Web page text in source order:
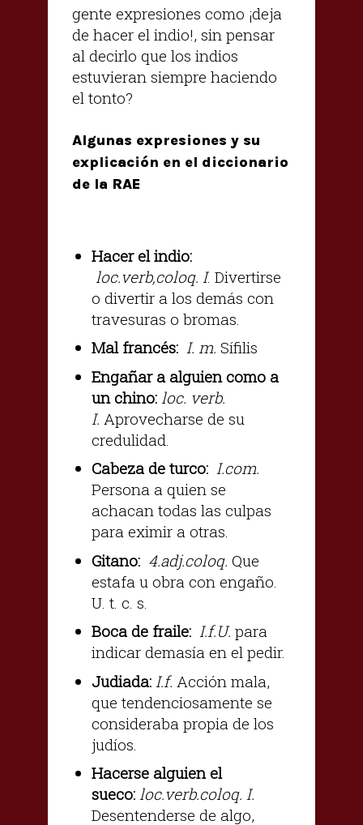
gente expresiones como ¡deja
de hacer el indio!, sin pensar
al decirlo que los indios
estuvieran siempre haciendo
el tonto?
Algunas expresiones y su
explicación en el diccionario
de la RAE
Hacer el indio:
loc.verb,coloq. I. Divertirse
o divertir a los demás con
travesuras o bromas.
Mal francés: I. m. Sífilis
Engañar a alguien como a
un chino: loc. verb.
I. Aprovecharse de su
credulidad.
Cabeza de turco: I.com.
Persona a quien se
achacan todas las culpas
para eximir a otras.
Gitano: 4.adj.coloq. Que
estafa u obra con engaño.
U. t. c. s.
Boca de fraile: I.f.U. para
indicar demasía en el pedir.
Judiada: I.f. Acción mala,
que tendenciosamente se
consideraba propia de los
judíos.
Hacerse alguien el
sueco: loc.verb.coloq. I.
Desentenderse de algo,